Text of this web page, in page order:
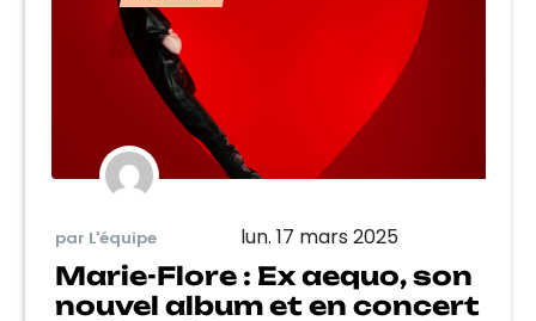
par L'équipe lun. 17 mars 2025
Marie-Flore : Ex aequo, son
nouvel album et en concert